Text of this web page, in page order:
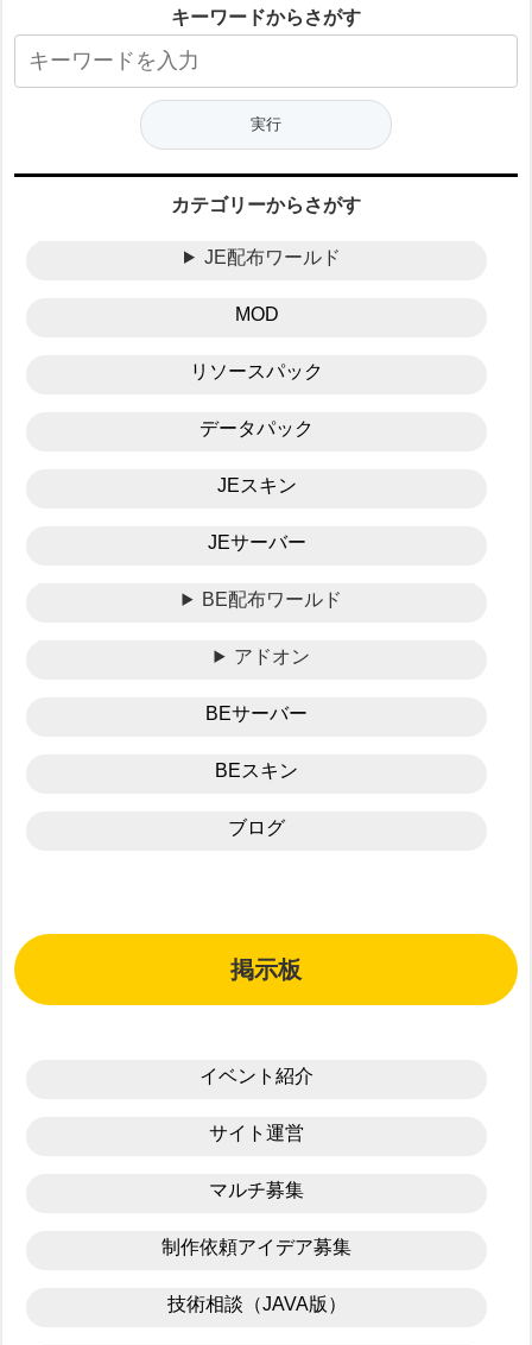
キーワードからさがす
カテゴリーからさがす
JE配布ワールド
MOD
リソースパック
データパック
JEスキン
JEサーバー
BE配布ワールド
アドオン
BEサーバー
BEスキン
ブログ
掲示板
イベント紹介
サイト運営
マルチ募集
制作依頼アイデア募集
技術相談（JAVA版）